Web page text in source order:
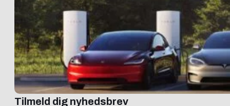
Tilmeld dig nyhedsbrev